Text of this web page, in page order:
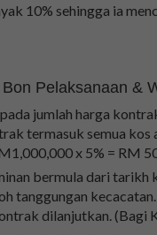
10% sehingga ia
Pelaksanaan &
jumlah harga
termasuk semua kos
x 5% = RM
bermula dari
tanggungan
dilanjutkan. (Bagi